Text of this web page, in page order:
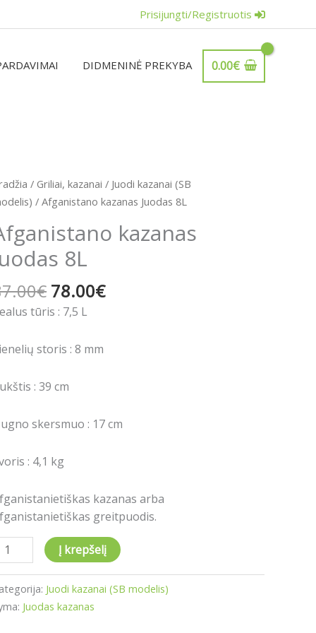
Prisijungti/Registruotis
DIDMENINĖ PREKYBA 0.00€
/ Griliai, kazanai / Juodi kazanai (SB
/ Afganistano kazanas Juodas 8L
kazanas
8L
€
Original
price
87.00€.
78.00€
Current
price
78.00€.
tūris : 7,5 L
storis : 8 mm
: 39 cm
skersmuo : 17 cm
: 4,1 kg
kazanas arba
greitpuodis.
Į krepšelį
Juodi kazanai (SB modelis)
Juodas kazanas